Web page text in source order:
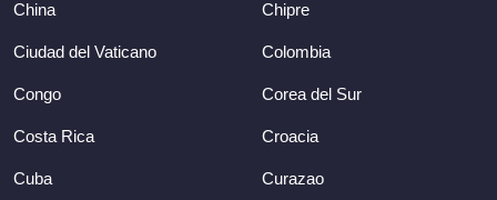
China Chipre
Ciudad del Vaticano Colombia
Congo Corea del Sur
Costa Rica Croacia
Cuba Curazao